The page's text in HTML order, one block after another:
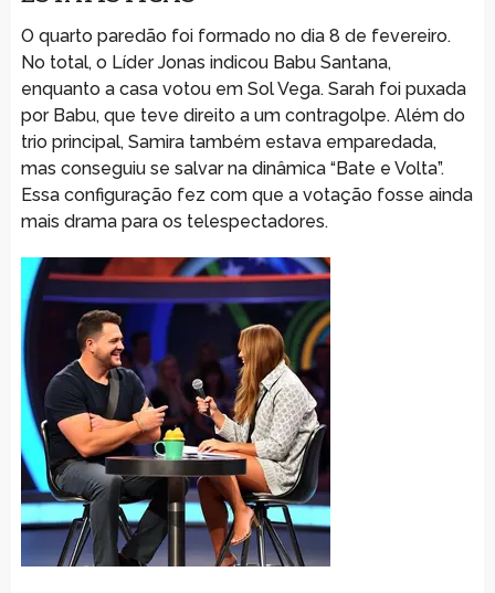
O quarto paredão foi formado no dia 8 de fevereiro.
No total, o Líder Jonas indicou Babu Santana,
enquanto a casa votou em Sol Vega. Sarah foi puxada
por Babu, que teve direito a um contragolpe. Além do
trio principal, Samira também estava emparedada,
mas conseguiu se salvar na dinâmica “Bate e Volta”.
Essa configuração fez com que a votação fosse ainda
mais drama para os telespectadores.